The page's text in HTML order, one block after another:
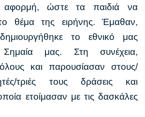
αφορμή, ώστε τα παιδιά να
θέμα της ειρήνης. Έμαθαν,
το εθνικό μας
μας. Στη συνέχεια,
και παρουσίασαν στους/
τριές τους δράσεις και
ετοίμασαν με τις δασκάλες